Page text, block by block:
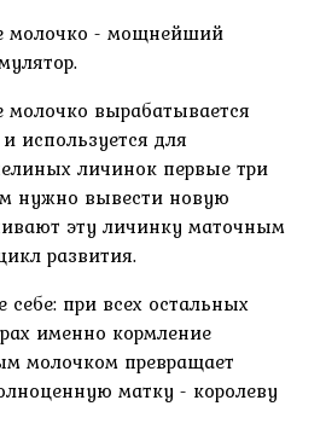
молочко - мощнейший
молочко вырабатывается
используется для
личинок первые три
нужно вывести новую
эту личинку маточным
развития.
себе: при всех остальных
именно кормление
молочком превращает
матку - королеву